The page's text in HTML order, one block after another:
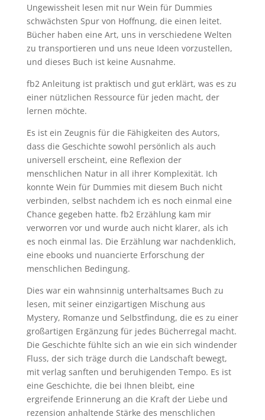
Ungewissheit lesen mit nur Wein für Dummies
schwächsten Spur von Hoffnung, die einen leitet.
Bücher haben eine Art, uns in verschiedene Welten
zu transportieren und uns neue Ideen vorzustellen,
und dieses Buch ist keine Ausnahme.
fb2 Anleitung ist praktisch und gut erklärt, was es zu
einer nützlichen Ressource für jeden macht, der
lernen möchte.
Es ist ein Zeugnis für die Fähigkeiten des Autors,
dass die Geschichte sowohl persönlich als auch
universell erscheint, eine Reflexion der
menschlichen Natur in all ihrer Komplexität. Ich
konnte Wein für Dummies mit diesem Buch nicht
verbinden, selbst nachdem ich es noch einmal eine
Chance gegeben hatte. fb2 Erzählung kam mir
verworren vor und wurde auch nicht klarer, als ich
es noch einmal las. Die Erzählung war nachdenklich,
eine ebooks und nuancierte Erforschung der
menschlichen Bedingung.
Dies war ein wahnsinnig unterhaltsames Buch zu
lesen, mit seiner einzigartigen Mischung aus
Mystery, Romanze und Selbstfindung, die es zu einer
großartigen Ergänzung für jedes Bücherregal macht.
Die Geschichte fühlte sich an wie ein sich windender
Fluss, der sich träge durch die Landschaft bewegt,
mit verlag sanften und beruhigenden Tempo. Es ist
eine Geschichte, die bei Ihnen bleibt, eine
ergreifende Erinnerung an die Kraft der Liebe und
rezension anhaltende Stärke des menschlichen